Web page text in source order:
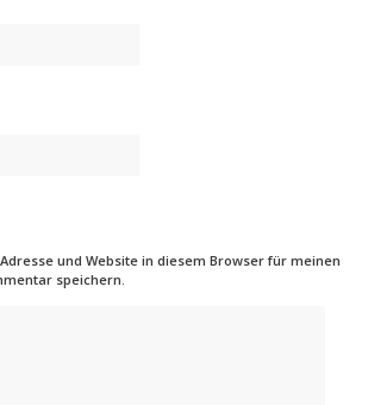
und Website in diesem Browser für meinen
speichern.